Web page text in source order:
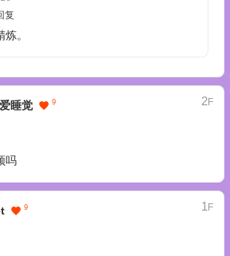
复
。
睡觉 9 2F
吗
9 1 F